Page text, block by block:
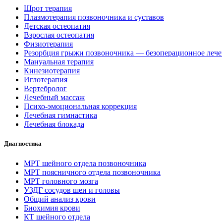
Шрот терапия
Плазмотерапия позвоночника и суставов
Детская остеопатия
Взрослая остеопатия
Физиотерапия
Резорбция грыжи позвоночника — безоперационное
Мануальная терапия
Кинезиотерапия
Иглотерапия
Вертебролог
Лечебный массаж
Психо-эмоциональная коррекция
Лечебная гимнастика
Лечебная блокада
Диагностика
МРТ шейного отдела позвоночника
МРТ поясничного отдела позвоночника
МРТ головного мозга
УЗДГ сосудов шеи и головы
Общий анализ крови
Биохимия крови
КТ шейного отдела